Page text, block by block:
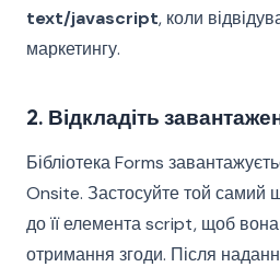
text/javascript, коли
маркетингу.
2. Відкладіть
Бібліотека Forms
Onsite. Застосуйте той самий
до її елемента script, щоб вона
отримання згоди. Після